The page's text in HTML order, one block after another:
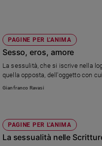
Chi
siamo
Contatti
Registrati
PAGINE PER L'ANIMA
Sesso, eros, amore
La sessulità, che si iscrive nella
quella opposta, dell'oggetto con
Gianfranco Ravasi
PAGINE PER L'ANIMA
La sessualità nelle